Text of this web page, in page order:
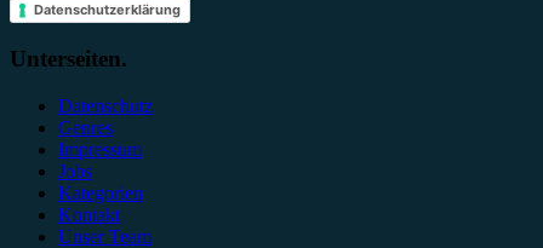
Datenschutzerklärung
Unterseiten.
Datenschutz
Genres
Impressum
Jobs
Kategorien
Kontakt
Unser Team